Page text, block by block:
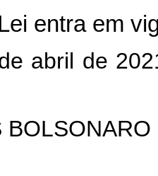
entra em
abril de
BOLSONARO